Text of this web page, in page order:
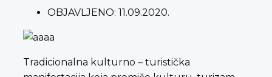
OBJAVLJENO: 11.09.2020.
Tradicionalna kulturno – turistička